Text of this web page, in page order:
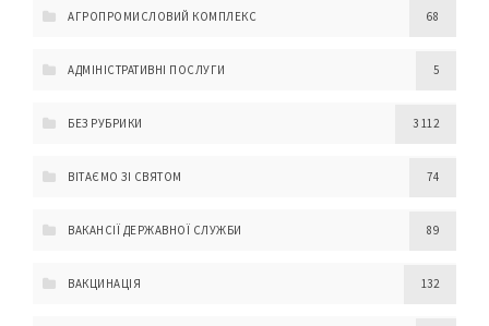
АГРОПРОМИСЛОВИЙ КОМПЛЕКС 68
АДМІНІСТРАТИВНІ ПОСЛУГИ 5
БЕЗ РУБРИКИ 3 112
ВІТАЄМО ЗІ СВЯТОМ 74
ВАКАНСІЇ ДЕРЖАВНОЇ СЛУЖБИ 89
ВАКЦИНАЦІЯ 132